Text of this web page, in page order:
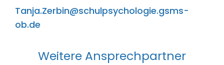
Tanja.Zerbin@schulpsychologie.gsms-
ob.de
Weitere Ansprechpartner